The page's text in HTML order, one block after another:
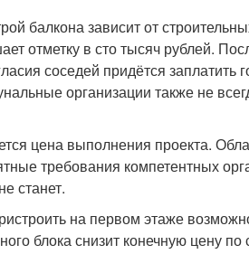
балкона зависит от
отметку в сто тысяч рублей.
соседей придётся
организации также не
цена выполнения проекта.
требования компетентных
станет.
на первом этаже
блока снизит конечную цену